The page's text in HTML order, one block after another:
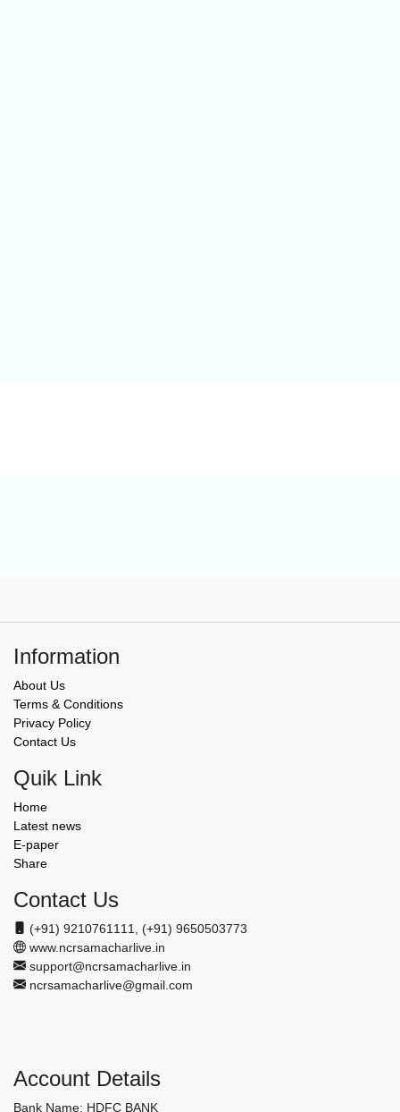
Information
About Us
Terms & Conditions
Privacy Policy
Contact Us
Quik Link
Home
Latest news
E-paper
Share
Contact Us
(+91) 9210761111, (+91) 9650503773
www.ncrsamacharlive.in
support@ncrsamacharlive.in
ncrsamacharlive@gmail.com
Account Details
Bank Name: HDFC BANK